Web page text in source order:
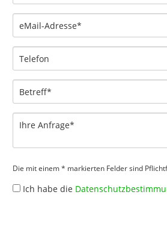
Die mit einem * markierten Felder sind
Ich habe die